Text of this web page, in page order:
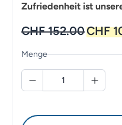
Zufriedenheit ist
CHF152.00
Preis
war:
CHF
Menge